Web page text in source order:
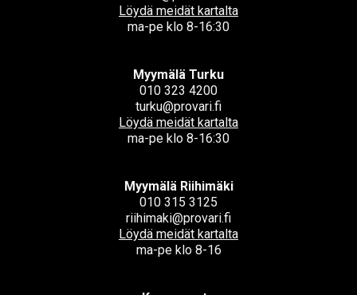
Löydä meidät kartalta
ma-pe klo 8-16:30
Myymälä Turku
010 323 4200
turku@provari.fi
Löydä meidät kartalta
ma-pe klo 8-16:30
Myymälä Riihimäki
010 315 3125
riihimaki@provari.fi
Löydä meidät kartalta
ma-pe klo 8-16